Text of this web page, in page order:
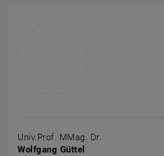
Univ.Prof. MMag. Dr.
Wolfgang Güttel